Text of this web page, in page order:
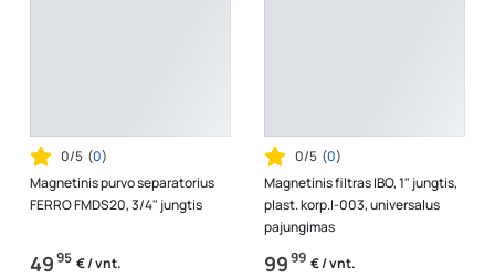
0/5 (0)
Magnetinis purvo separatorius
FERRO FMDS20, 3/4" jungtis
4995 € / vnt.
0/5 (0)
Magnetinis filtras IBO, 1" jungtis,
plast. korp.I-003, universalus
pajungimas
9999 € / vnt.